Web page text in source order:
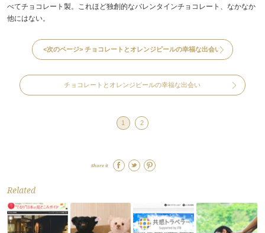
べてチョコレート製。これほど独創的なバレンタインチョコレート、なかなか
他にはない。
<次のページ>チョコレートとオレンジピールの幸福な出会い
チョコレートとオレンジピールの幸福な出会い
1 2
Share it
Related